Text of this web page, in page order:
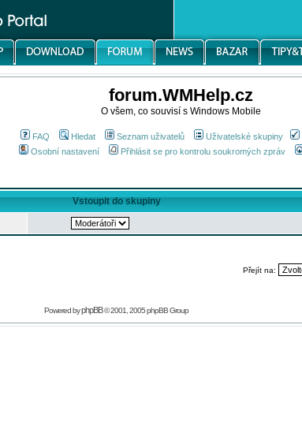
forum.WMHelp.cz
O všem, co souvisí s Windows Mobile
FAQ Hledat Seznam uživatelů Uživatelské skupiny
Osobní nastavení
Přihlásit se pro kontrolu soukromých zpráv
Vstoupit do skupiny
Přejít na:
Powered byphpBB© 2001, 2005 phpBB Group